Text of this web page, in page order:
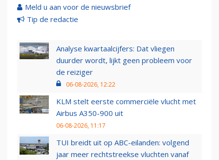
Meld u aan voor de nieuwsbrief
Tip de redactie
Analyse kwartaalcijfers: Dat vliegen
duurder wordt, lijkt geen probleem voor
de reiziger
06-08-2026, 12:22
KLM stelt eerste commerciële vlucht met
Airbus A350-900 uit
06-08-2026, 11:17
TUI breidt uit op ABC-eilanden: volgend
jaar meer rechtstreekse vluchten vanaf